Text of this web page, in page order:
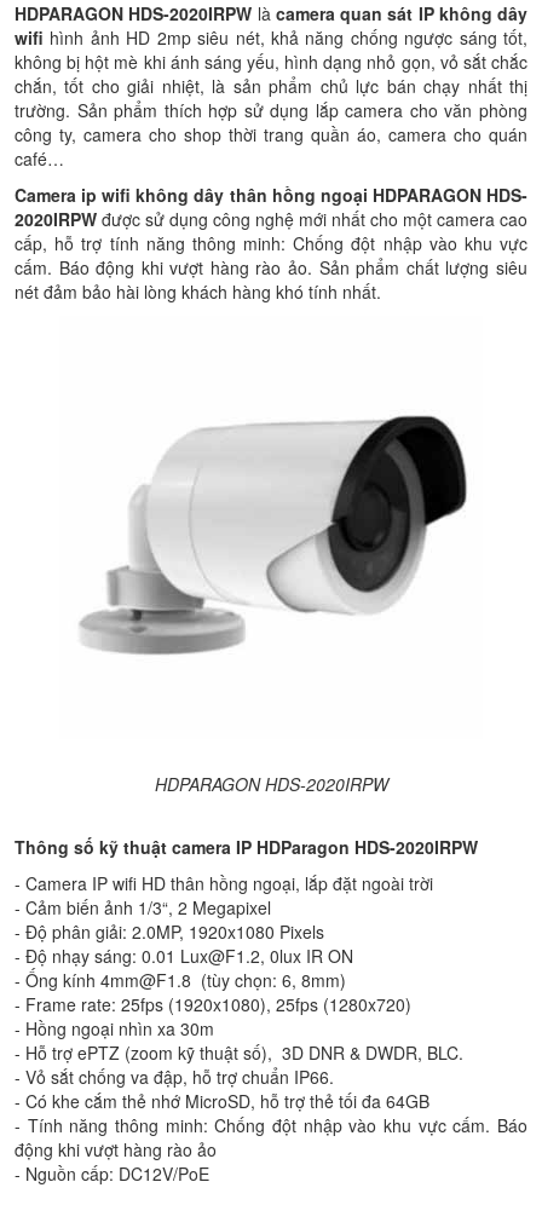
HDPARAGON HDS-2020IRPW là camera quan sát IP không dây
wifi hình ảnh HD 2mp siêu nét, khả năng chống ngược sáng tốt,
không bị hột mè khi ánh sáng yếu, hình dạng nhỏ gọn, vỏ sắt chắc
chắn, tốt cho giải nhiệt, là sản phẩm chủ lực bán chạy nhất thị
trường. Sản phẩm thích hợp sử dụng lắp camera cho văn phòng
công ty, camera cho shop thời trang quần áo, camera cho quán
café…
Camera ip wifi không dây thân hồng ngoại HDPARAGON HDS-
2020IRPW được sử dụng công nghệ mới nhất cho một camera cao
cấp, hỗ trợ tính năng thông minh: Chống đột nhập vào khu vực
cấm. Báo động khi vượt hàng rào ảo. Sản phẩm chất lượng siêu
nét đảm bảo hài lòng khách hàng khó tính nhất.
HDPARAGON HDS-2020IRPW
Thông số kỹ thuật camera IP HDParagon HDS-2020IRPW
- Camera IP wifi HD thân hồng ngoại, lắp đặt ngoài trời
- Cảm biến ảnh 1/3“, 2 Megapixel
- Độ phân giải: 2.0MP, 1920x1080 Pixels
- Độ nhạy sáng: 0.01 Lux@F1.2, 0lux IR ON
- Ống kính 4mm@F1.8 (tùy chọn: 6, 8mm)
- Frame rate: 25fps (1920x1080), 25fps (1280x720)
- Hồng ngoại nhìn xa 30m
- Hỗ trợ ePTZ (zoom kỹ thuật số), 3D DNR & DWDR, BLC.
- Vỏ sắt chống va đập, hỗ trợ chuẩn IP66.
- Có khe cắm thẻ nhớ MicroSD, hỗ trợ thẻ tối đa 64GB
- Tính năng thông minh: Chống đột nhập vào khu vực cấm. Báo
động khi vượt hàng rào ảo
- Nguồn cấp: DC12V/PoE